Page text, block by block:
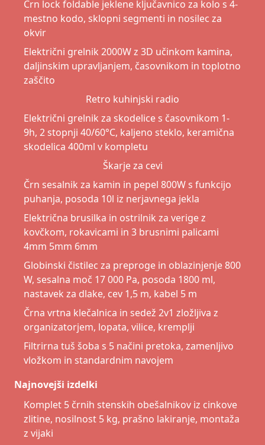
Črn lock foldable jeklene ključavnico za kolo s 4-
mestno kodo, sklopni segmenti in nosilec za
okvir
Električni grelnik 2000W z 3D učinkom kamina,
daljinskim upravljanjem, časovnikom in toplotno
zaščito
Retro kuhinjski radio
Električni grelnik za skodelice s časovnikom 1-
9h, 2 stopnji 40/60°C, kaljeno steklo, keramična
skodelica 400ml v kompletu
Škarje za cevi
Črn sesalnik za kamin in pepel 800W s funkcijo
puhanja, posoda 10l iz nerjavnega jekla
Električna brusilka in ostrilnik za verige z
kovčkom, rokavicami in 3 brusnimi palicami
4mm 5mm 6mm
Globinski čistilec za preproge in oblazinjenje 800
W, sesalna moč 17 000 Pa, posoda 1800 ml,
nastavek za dlake, cev 1,5 m, kabel 5 m
Črna vrtna klečalnica in sedež 2v1 zložljiva z
organizatorjem, lopata, vilice, kremplji
Filtrirna tuš šoba s 5 načini pretoka, zamenljivo
vložkom in standardnim navojem
Najnovejši izdelki
Komplet 5 črnih stenskih obešalnikov iz cinkove
zlitine, nosilnost 5 kg, prašno lakiranje, montaža
z vijaki